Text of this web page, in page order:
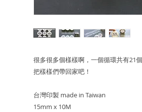
很多很多個樣樣啊，一個循環共有21
把樣樣們帶回家吧！
台灣印製 made in Taiwan
15mm x 10M